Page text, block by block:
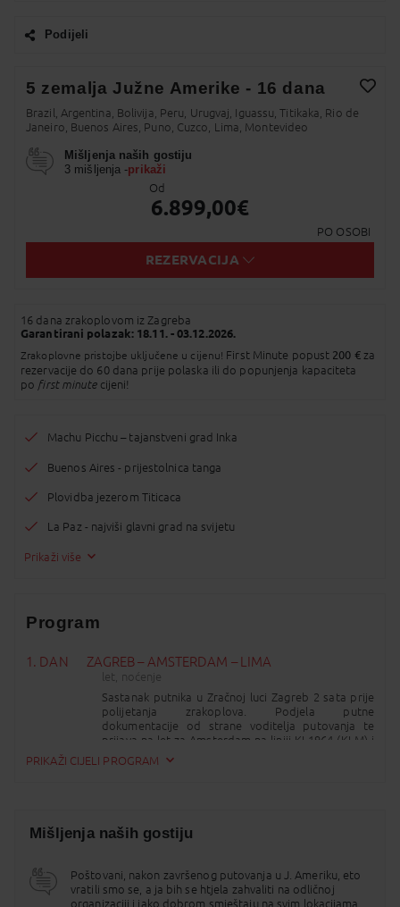
Podijeli
Twitter
Pošalji Email
Kopirano u međuspremnik!
Dodaj na Moj odabir
5 zemalja Južne Amerike - 16 dana
Brazil, Argentina, Bolivija, Peru, Urugvaj, Iguassu, Titikaka, Rio de
Janeiro, Buenos Aires, Puno, Cuzco, Lima, Montevideo
Mišljenja naših gostiju
3 mišljenja -prikaži
Od
6.899,00€
PO OSOBI
REZERVACIJA
16 dana zrakoplovom iz Zagreba
Garantirani polazak: 18.11. - 03.12.2026.
Zrakoplovne pristojbe uključene u cijenu! First Minute popust 200 €za
rezervacije do 60 dana prije polaska ili do popunjenja kapaciteta
po first minutecijeni!
Machu Picchu – tajanstveni grad Inka
Buenos Aires - prijestolnica tanga
Plovidba jezerom Titicaca
La Paz - najviši glavni grad na svijetu
Prikaži više
Program
1. DAN ZAGREB – AMSTERDAM – LIMA
let, noćenje
Sastanak putnika u Zračnoj luci Zagreb 2 sata prije
polijetanja zrakoplova. Podjela putne
dokumentacije od strane voditelja putovanja te
prijava na let za Amsterdam na liniji KL1964 (KLM) i
Amsterdam predviđen je u 8:40 sati. Nastavak leta
sastanak s predstavnikom lokalnog agenta i
transfer do hotela. Prijava i smještaj u hotel i
2. DAN LIMA
doručak, noćenje
PRIKAŽI CIJELI PROGRAM
Mišljenja naših gostiju
Poštovani, nakon završenog putovanja u J. Ameriku, eto
vratili smo se, a ja bih se htjela zahvaliti na odličnoj
organizaciji i jako dobrom smještaju na svim lokacijama.